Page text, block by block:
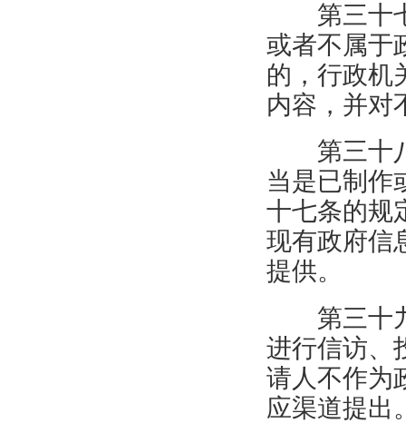
第三十
或者不属于
的，行政机
内容，并对
第三十
当是已制作
十七条的规
现有政府信
提供。
第三十
进行信访、
请人不作为
应渠道提出